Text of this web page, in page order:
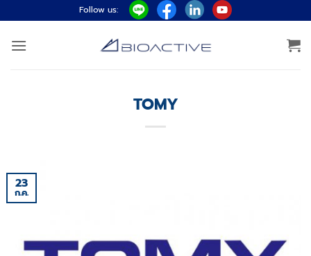
ไป
ยัง
Follow us:
TOMY
23
ก.ค.